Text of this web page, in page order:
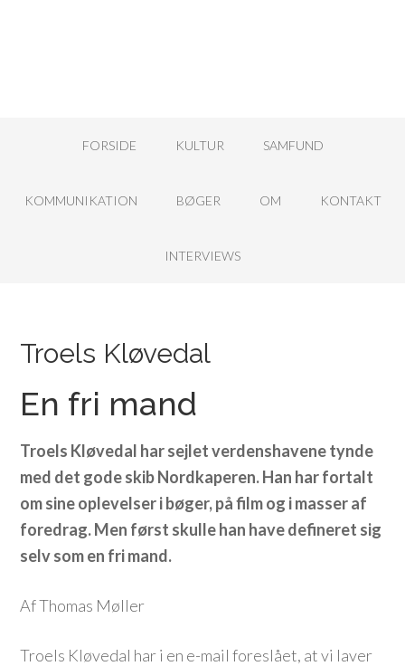
FORSIDE KULTUR SAMFUND
KOMMUNIKATION BØGER OM KONTAKT
INTERVIEWS
Troels Kløvedal
En fri mand
Troels Kløvedal har sejlet verdenshavene tynde
med det gode skib Nordkaperen. Han har fortalt
om sine oplevelser i bøger, på film og i masser af
foredrag. Men først skulle han have defineret sig
selv som en fri mand.
Af Thomas Møller
Troels Kløvedal har i en e-mail foreslået, at vi laver